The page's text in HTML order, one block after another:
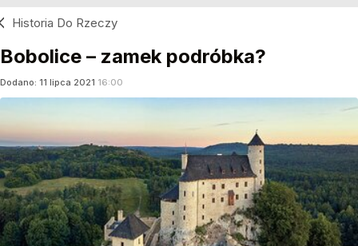
Historia Do Rzeczy
Bobolice – zamek podróbka?
Dodano: 11 lipca 2021 16:00